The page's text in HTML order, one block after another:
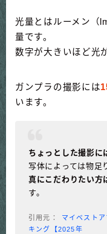
光量とはルーメン（
量です。
数字が大きいほど光
ガンプラの撮影には
います。
ちょっとした撮影
写体によっては物足
真にこだわりたい方
す。
マイベスト
キング【2025年